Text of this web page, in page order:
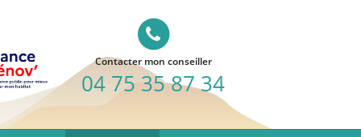
Contacter mon conseiller
04 75 35 87 34